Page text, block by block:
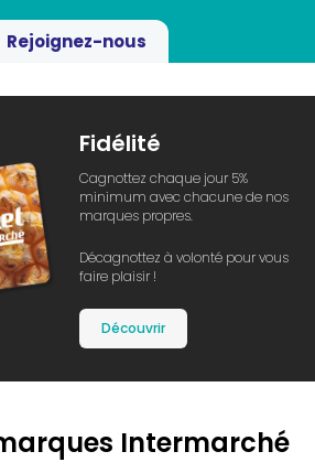
Rejoignez-nous
Fidélité
Cagnottez chaque jour 5%
minimum avec chacune de nos
marques propres.
Décagnottez à volonté pour vous
faire plaisir !
Découvrir
Intermarché